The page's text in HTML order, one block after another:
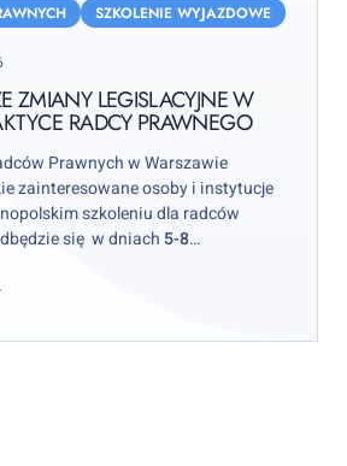
SZKOLENIE WYJAZDOWE
ZMIANY LEGISLACYJNE W
RADCY PRAWNEGO
Prawnych w Warszawie
zainteresowane osoby i instytucje
szkoleniu dla radców
się w dniach 5-8